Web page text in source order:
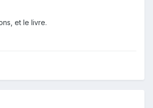
et le livre.